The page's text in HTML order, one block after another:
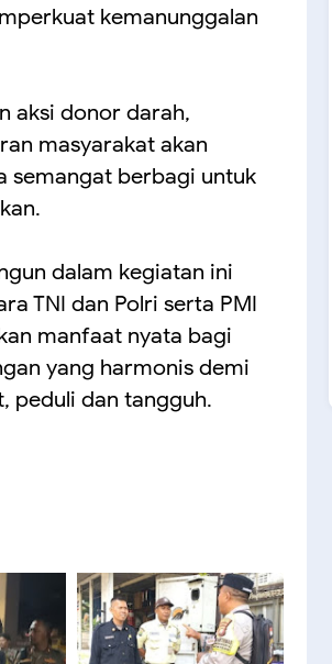
kemanunggalan
aksi donor darah,
masyarakat akan
semangat berbagi untuk
dalam kegiatan ini
TNI dan Polri serta PMI
manfaat nyata bagi
yang harmonis demi
peduli dan tangguh.